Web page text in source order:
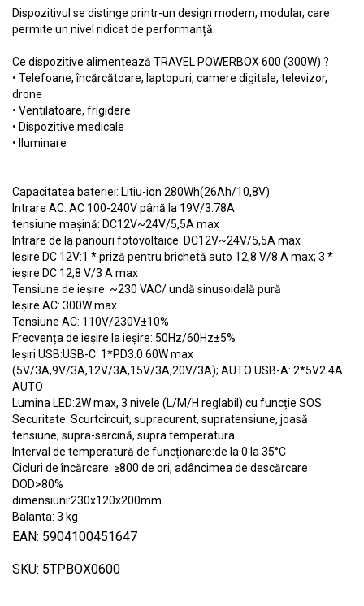
Dispozitivul se distinge printr-un design modern, modular, care
permite un nivel ridicat de performanță.
Ce dispozitive alimentează TRAVEL POWERBOX 600 (300W) ?
• Telefoane, încărcătoare, laptopuri, camere digitale, televizor,
drone
• Ventilatoare, frigidere
• Dispozitive medicale
• Iluminare
Capacitatea bateriei: Litiu-ion 280Wh(26Ah/10,8V)
Intrare AC: AC 100-240V până la 19V/3.78A
tensiune mașină: DC12V~24V/5,5A max
Intrare de la panouri fotovoltaice: DC12V~24V/5,5A max
Ieșire DC 12V:1 * priză pentru brichetă auto 12,8 V/8 A max; 3 *
ieșire DC 12,8 V/3 A max
Tensiune de ieșire: ~230 VAC/ undă sinusoidală pură
Ieșire AC: 300W max
Tensiune AC: 110V/230V±10%
Frecvența de ieșire la ieșire: 50Hz/60Hz±5%
Ieșiri USB:USB-C: 1*PD3.0 60W max
(5V/3A,9V/3A,12V/3A,15V/3A,20V/3A); AUTO USB-A: 2*5V2.4A
AUTO
Lumina LED:2W max, 3 nivele (L/M/H reglabil) cu funcție SOS
Securitate: Scurtcircuit, supracurent, supratensiune, joasă
tensiune, supra-sarcină, supra temperatura
Interval de temperatură de funcționare:de la 0 la 35°C
Cicluri de încărcare: ≥800 de ori, adâncimea de descărcare
DOD>80%
dimensiuni:230x120x200mm
Balanta: 3 kg
EAN: 5904100451647
SKU: 5TPBOX0600